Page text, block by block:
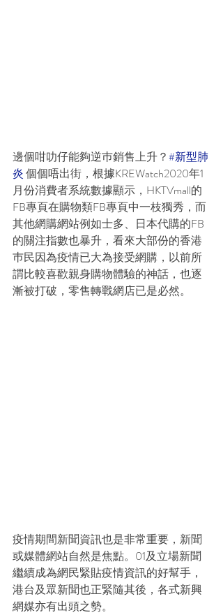
邊個咁叻仔能夠逆巿銷售上升？#新型肺
炎 個個唔出街，根據KREWatch2020年1
月份消費者系統數據顯示，HKTVmall的
FB專頁在購物類FB專頁中一枝獨秀，而
其他網購網站例如士多、日本代購的FB
的關注指數也暴升，看來大部份的香港
巿民因為疫情已大為接受網購，以前所
謂比較喜歡親身購物體驗的神話，也逐
漸被打破，零售轉戰網店已是必然。
疫情期間新聞資訊也是非常重要，新聞
或媒體網站自然是焦點。01及立場新聞
繼續成為網民緊貼疫情資訊的好幫手，
港台及眾新聞也正緊隨其後，各式新興
網媒亦有出頭之勢。